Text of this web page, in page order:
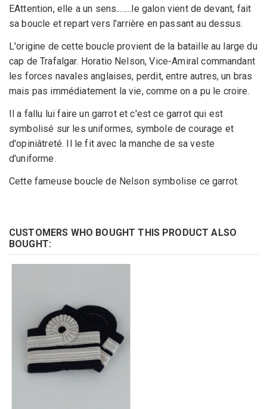
EAttention, elle a un sens........le galon vient de devant, fait
sa boucle et repart vers l'arrière en passant au dessus.
L'origine de cette boucle provient de la bataille au large du
cap de Trafalgar. Horatio Nelson, Vice-Amiral commandant
les forces navales anglaises, perdit, entre autres, un bras
mais pas immédiatement la vie, comme on a pu le croire.
Il a fallu lui faire un garrot et c'est ce garrot qui est
symbolisé sur les uniformes, symbole de courage et
d'opiniâtreté. Il le fit avec la manche de sa veste
d'uniforme.
Cette fameuse boucle de Nelson symbolise ce garrot.
CUSTOMERS WHO BOUGHT THIS PRODUCT ALSO
BOUGHT: